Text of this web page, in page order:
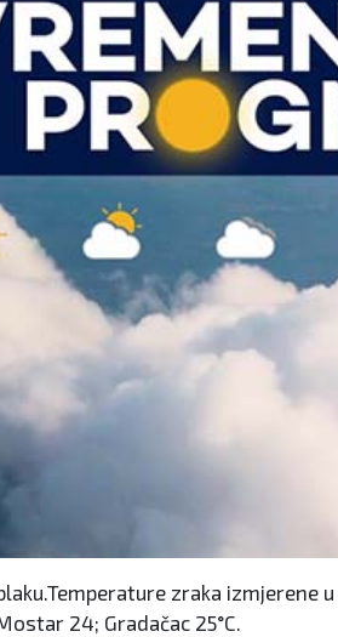
zraka izmjerene
24; Gradačac 25°C.